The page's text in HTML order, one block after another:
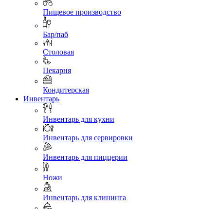
Пищевое производство
Бар/паб
Столовая
Пекарня
Кондитерская
Инвентарь
Инвентарь для кухни
Инвентарь для сервировки
Инвентарь для пиццерии
Ножи
Инвентарь для клининга